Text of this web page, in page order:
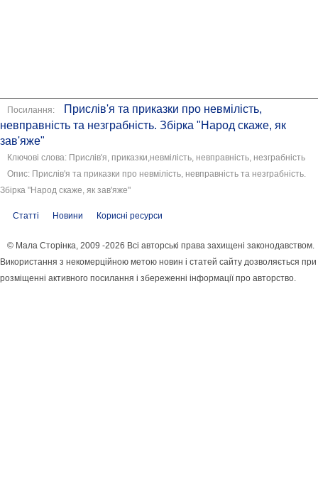
Посилання:
Прислів'я та приказки про невмілість,
невправність та незграбність. Збірка "Народ скаже, як
зав'яже"
Ключові слова: Прислів'я, приказки,невмілість, невправність, незграбність
Опис: Прислів'я та приказки про невмілість, невправність та незграбність.
Збірка "Народ скаже, як зав'яже"
Статті Новини Корисні ресурси
© Мала Сторінка, 2009 -2026 Всі авторські права захищені законодавством.
Використання з некомерційною метою новин і статей сайту дозволяється при
розміщенні активного посилання і збереженні інформації про авторство.